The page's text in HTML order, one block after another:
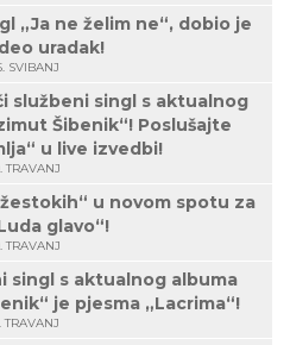
„Ja ne želim ne“, dobio je
uradak!
SVIBANJ
službeni singl s aktualnog
Šibenik“! Poslušajte
u live izvedbi!
TRAVANJ
u novom spotu za
glavo“!
TRAVANJ
singl s aktualnog albuma
je pjesma „Lacrima“!
TRAVANJ